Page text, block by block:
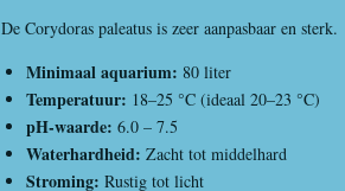
De Corydoras paleatus is zeer aanpasbaar en sterk.
Minimaal aquarium: 80 liter
Temperatuur: 18–25 °C (ideaal 20–23 °C)
pH-waarde: 6.0 – 7.5
Waterhardheid: Zacht tot middelhard
Stroming: Rustig tot licht